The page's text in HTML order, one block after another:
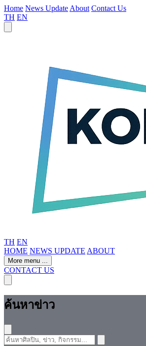
Home News Update About Contact Us
TH EN
TH EN
HOME NEWS UPDATE ABOUT
More menu ...
CONTACT US
ค้นหาข่าว